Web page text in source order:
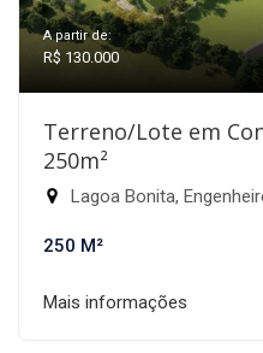
A partir de:
R$ 130.000
Terreno/Lote em
250m²
Lagoa Bonita,
250 M²
Mais informações